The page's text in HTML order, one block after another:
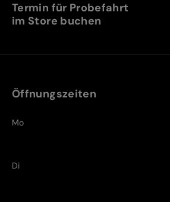
Termin für Probefahrt
im Store buchen
Öffnungszeiten
Mo
Di